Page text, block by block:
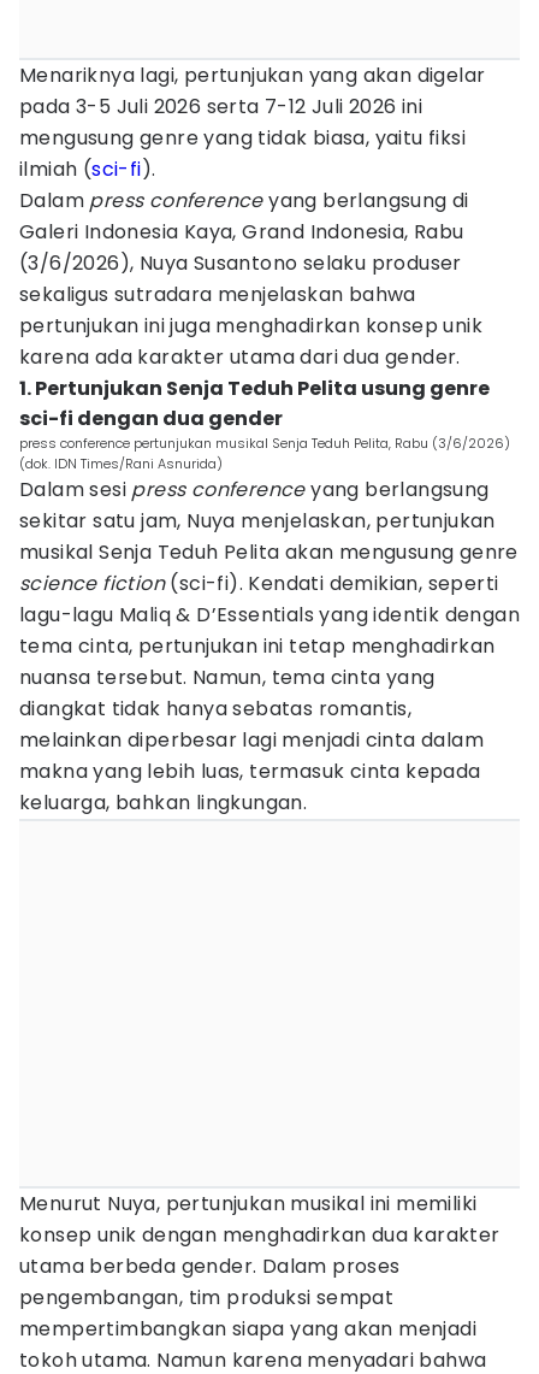
Menariknya lagi, pertunjukan yang akan digelar
pada 3-5 Juli 2026 serta 7-12 Juli 2026 ini
mengusung genre yang tidak biasa, yaitu fiksi
ilmiah (sci-fi).
Dalam press conferenceyang berlangsung di
Galeri Indonesia Kaya, Grand Indonesia, Rabu
(3/6/2026), Nuya Susantono selaku produser
sekaligus sutradara menjelaskan bahwa
pertunjukan ini juga menghadirkan konsep unik
karena ada karakter utama dari dua gender.
1. Pertunjukan Senja Teduh Pelita usung genre
sci-fi dengan dua gender
press conference pertunjukan musikal Senja Teduh Pelita, Rabu (3/6/2026)
(dok. IDN Times/Rani Asnurida)
Dalam sesi press conferenceyang berlangsung
sekitar satu jam, Nuya menjelaskan, pertunjukan
musikal Senja Teduh Pelita akan mengusung genre
science fiction(sci-fi). Kendati demikian, seperti
lagu-lagu Maliq & D’Essentials yang identik dengan
tema cinta, pertunjukan ini tetap menghadirkan
nuansa tersebut. Namun, tema cinta yang
diangkat tidak hanya sebatas romantis,
melainkan diperbesar lagi menjadi cinta dalam
makna yang lebih luas, termasuk cinta kepada
keluarga, bahkan lingkungan.
Menurut Nuya, pertunjukan musikal ini memiliki
konsep unik dengan menghadirkan dua karakter
utama berbeda gender. Dalam proses
pengembangan, tim produksi sempat
mempertimbangkan siapa yang akan menjadi
tokoh utama. Namun karena menyadari bahwa